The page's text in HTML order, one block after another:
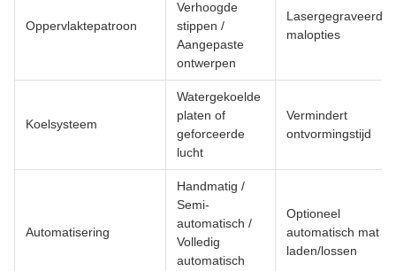
Oppervlaktepatroon
Verhoogde
stippen /
Aangepaste
ontwerpen
Lasergegraveerde
malopties
Koelsysteem
Watergekoelde
platen of
geforceerde
lucht
Vermindert
ontvormingstijd
Automatisering
Handmatig /
Semi-
automatisch /
Volledig
automatisch
Optioneel
automatisch mat
laden/lossen